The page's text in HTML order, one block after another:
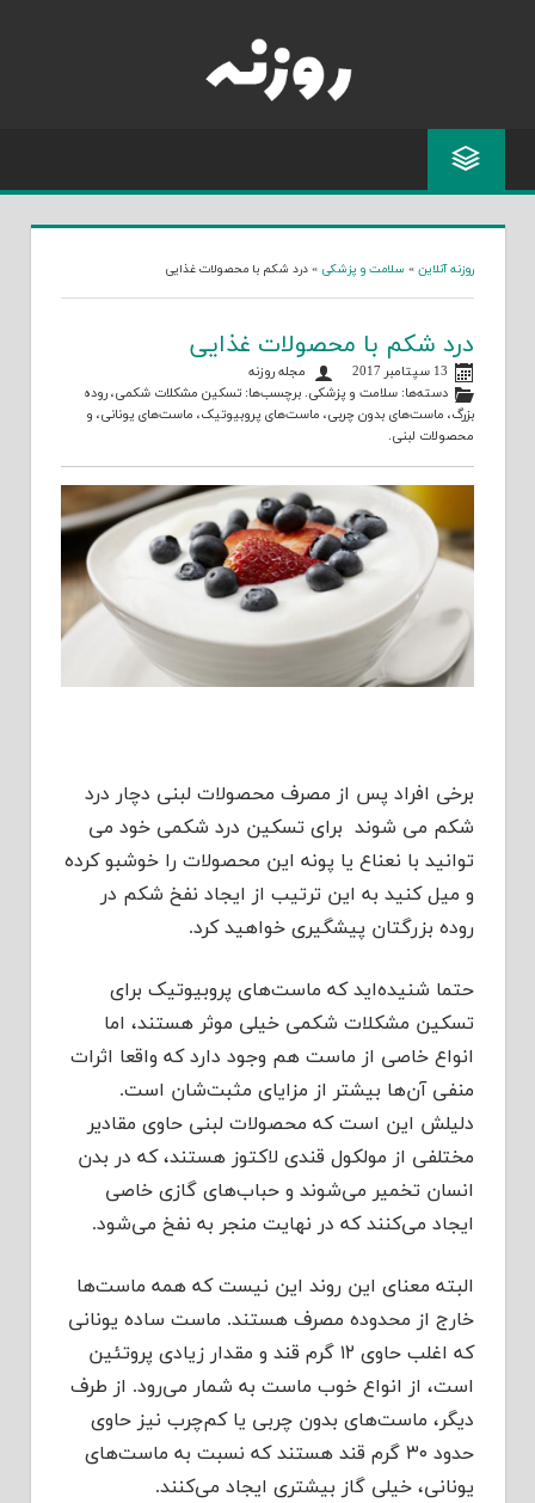
روزنه آنلاین » سلامت و پزشکی » درد شکم با محصولات غذایی
درد شکم با محصولات غذایی
13 سپتامبر 2017
مجله روزنه
دسته‌ها:سلامت و پزشکی. برچسب‌ها:تسکین مشکلات شکمی،روده
بزرگ، ماست‌های بدون چربی، ماست‌های پروبیوتیک، ماست‌های یونانی، و
محصولات لبنی.
برخی افراد پس از مصرف محصولات لبنی دچار درد
شکم می شوند برای تسکین درد شکمی خود می
توانید با نعناع یا پونه این محصولات را خوشبو کرده
و میل کنید به این ترتیب از ایجاد نفخ شکم در
روده بزرگتان پیشگیری خواهید کرد.
حتما شنیده‌اید که ماست‌های پروبیوتیک برای
تسکین مشکلات شکمی خیلی موثر هستند، اما
انواع خاصی از ماست هم وجود دارد که واقعا اثرات
منفی آن‌ها بیشتر از مزایای مثبت‌شان است.
دلیلش این است که محصولات لبنی حاوی مقادیر
مختلفی از مولکول قندی لاکتوز هستند، که در بدن
انسان تخمیر می‌شوند و حباب‌های گازی خاصی
ایجاد می‌کنند که در نهایت منجر به نفخ می‌شود.
البته معنای این روند این نیست که همه ماست‌ها
خارج از محدوده مصرف هستند. ماست ساده یونانی
که اغلب حاوی ۱۲ گرم قند و مقدار زیادی پروتئین
است، از انواع خوب ماست به شمار می‌رود. از طرف
دیگر،‌ ماست‌های بدون چربی یا کم‌چرب نیز حاوی
حدود ۳۰ گرم قند هستند که نسبت به ماست‌های
یونانی، خیلی گاز بیشتری ایجاد می‌کنند.